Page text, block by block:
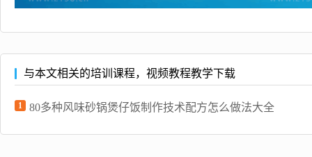
与本文相关的培训课程，视频教程教学下载
1 80多种风味砂锅煲仔饭制作技术配方怎么做法大全